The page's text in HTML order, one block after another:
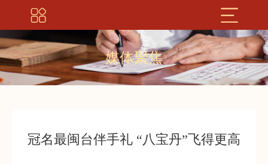
媒体聚焦
冠名最闽台伴手礼 “八宝丹”飞得更高